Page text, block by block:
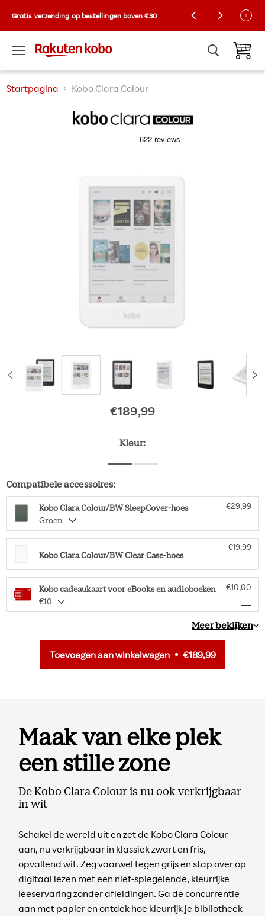
Kobo Exclusive Drop: NIEUWE limited-edition
Collector-hoezen! 🌼 |Shop nu
Gratis verzending op bestellingen boven €30
Startpagina Kobo Clara Colour
€189,99Oorspronkelijke
Kleur:
Compatibele accessoires:
Kobo Clara Colour/BW SleepCover-hoes
Groen
€29,99
Kobo Clara Colour/BW Clear Case-hoes
€19,99
Kobo cadeaukaart voor eBooks en audioboeken
€10
€10,00
Meer bekijken
Toevoegen aan winkelwagen €189,99
Maak van elke plek
een stille zone
De Kobo Clara Colour is nu ook verkrijgbaar
in wit
Schakel de wereld uit en zet de Kobo Clara Colour
aan, nu verkrijgbaar in klassiek zwart en fris,
opvallend wit. Zeg vaarwel tegen grijs en stap over op
digitaal lezen met een niet-spiegelende, kleurrijke
leeservaring zonder afleidingen. Ga de concurrentie
aan met papier en ontdek hoe kleurrijk je bibliotheek